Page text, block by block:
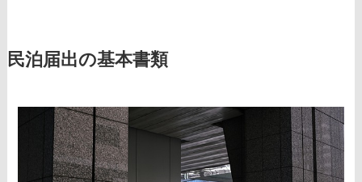
民泊届出の基本書類